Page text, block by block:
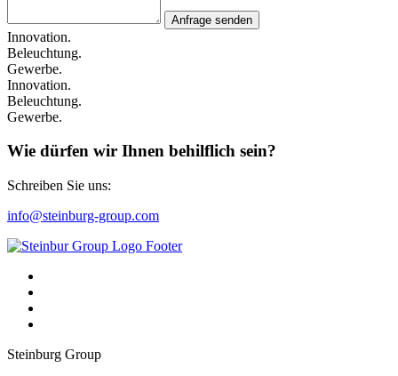
Anfrage senden
Innovation.
Beleuchtung.
Gewerbe.
Innovation.
Beleuchtung.
Gewerbe.
Wie dürfen wir Ihnen behilflich sein?
Schreiben Sie uns:
info@steinburg-group.com
Steinburg Group